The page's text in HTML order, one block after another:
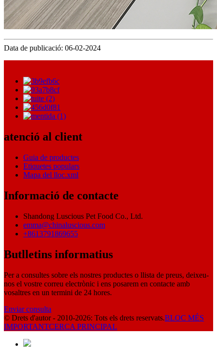
Data de publicació: 06-02-2024
atenció al client
Guia de productes
Etiquetes populars
Mapa del lloc.xml
Informació de contacte
Shandong Luscious Pet Food Co., Ltd.
emma@chinaluscious.com
+8613791869655
Butlletins informatius
Per a consultes sobre els nostres productes o llista de preus, deixeu-
nos el vostre correu electrònic i ens posarem en contacte amb
vosaltres en un termini de 24 hores.
Enviar consulta
© Drets d'autor - 2010-2026: Tots els drets reservats.BLOC MÉS
IMPORTANTCERCA PRINCIPAL